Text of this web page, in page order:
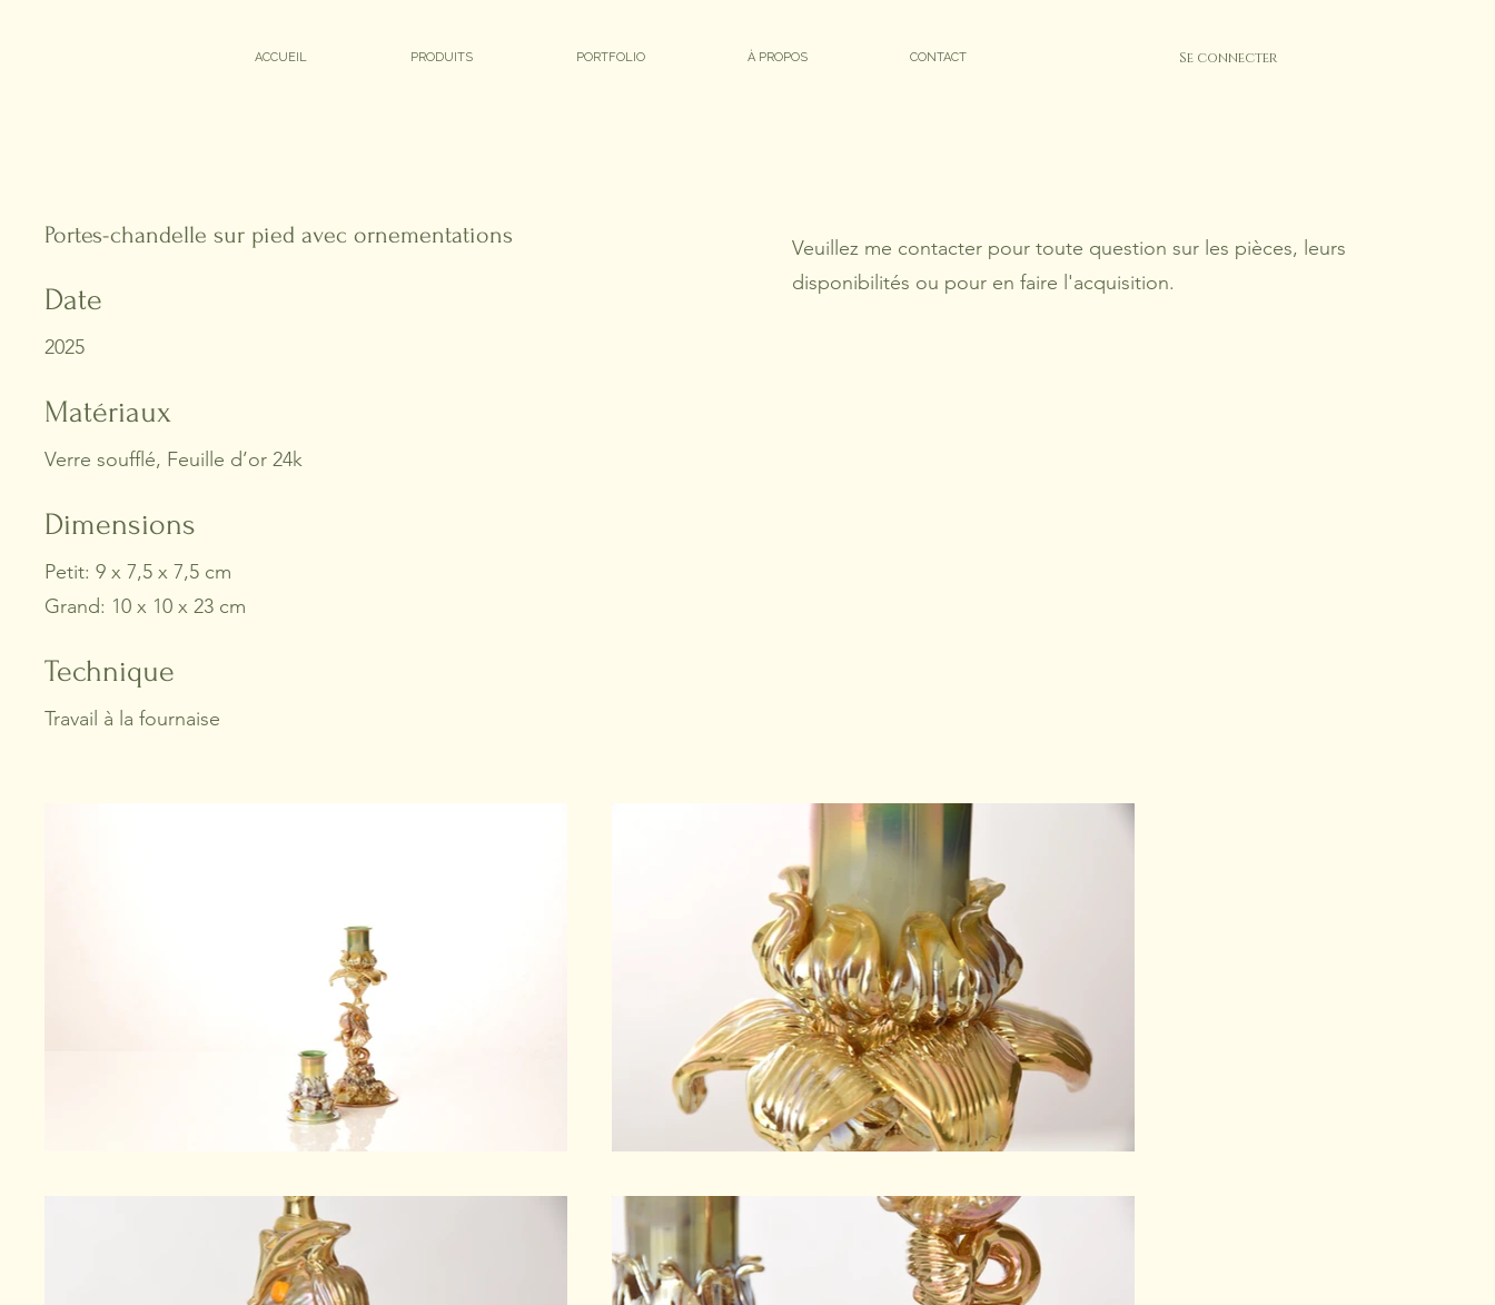
ACCUEIL PRODUITS PORTFOLIO À PROPOS CONTACT Se connecter
Portes-chandelle sur pied avec ornementations
Date
2025
Matériaux
Verre soufflé, Feuille d’or 24k
Dimensions
Petit: 9 x 7,5 x 7,5 cm
Grand: 10 x 10 x 23 cm
Technique
Travail à la fournaise
Veuillez me contacter pour toute question sur les pièces, leurs
disponibilités ou pour en faire l'acquisition.